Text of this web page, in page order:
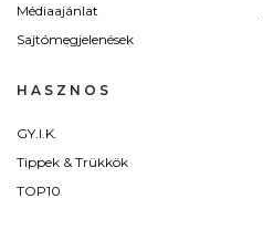
Médiaajánlat
Sajtómegjelenések
HASZNOS
GY.I.K.
Tippek & Trükkök
TOP10